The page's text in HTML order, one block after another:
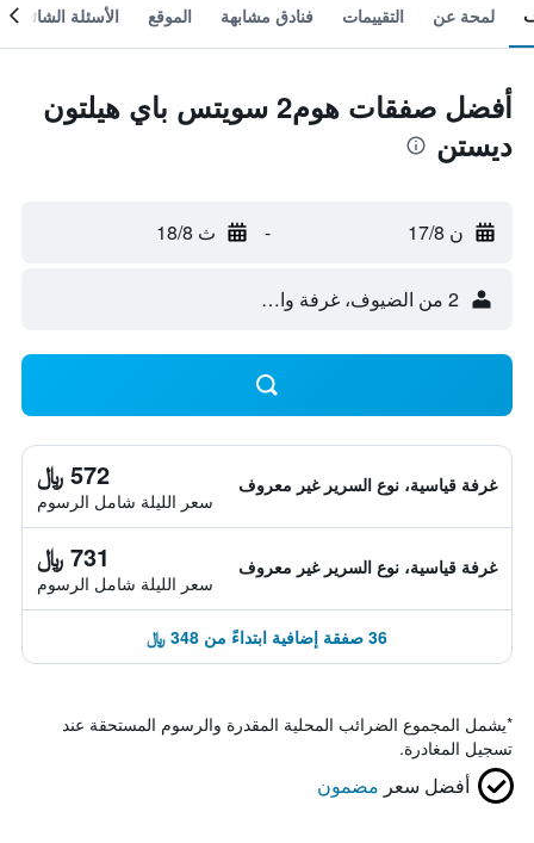
لمحة عن التقييمات فنادق مشابهة الموقع الأسئلة الشائعة
أفضل صفقات هوم2 سويتس باي هيلتون
ديستن
ن 17/8 - ث 18/8
2 من الضيوف، غرفة واحدة
غرفة قياسية، نوع السرير غير معروف 572 ﷼
سعر الليلة شامل الرسوم
غرفة قياسية، نوع السرير غير معروف 731 ﷼
سعر الليلة شامل الرسوم
36 صفقة إضافية ابتداءً من 348 ﷼
*يشمل المجموع الضرائب المحلية المقدرة والرسوم المستحقة عند
تسجيل المغادرة.
أفضل سعر مضمون